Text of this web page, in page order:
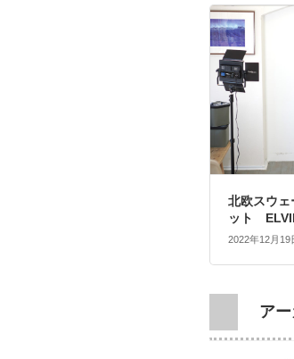
北欧スウ
ット
2022年12月19
ア